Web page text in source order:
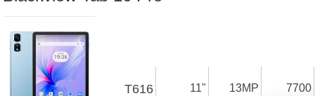
T616 11" 13MP
7700